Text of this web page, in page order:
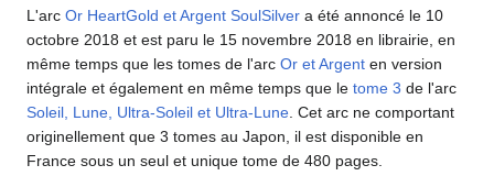
L'arc Or HeartGold et Argent SoulSilver a été annoncé le 10
octobre 2018 et est paru le 15 novembre 2018 en librairie, en
même temps que les tomes de l'arc Or et Argent en version
intégrale et également en même temps que le tome 3 de l'arc
Soleil, Lune, Ultra-Soleil et Ultra-Lune . Cet arc ne comportant
originellement que 3 tomes au Japon, il est disponible en
France sous un seul et unique tome de 480 pages.